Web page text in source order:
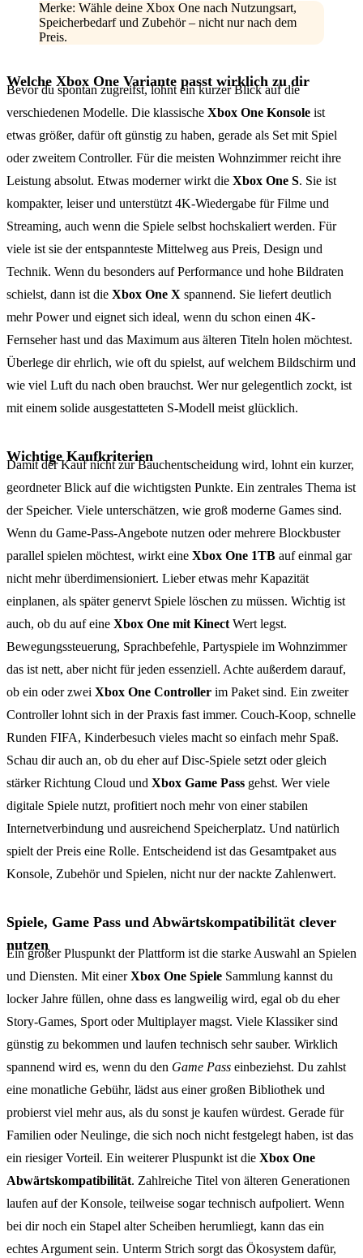
Merke: Wähle deine Xbox One nach Nutzungsart,
Speicherbedarf und Zubehör – nicht nur nach dem
Preis.
Welche Xbox One Variante passt wirklich zu dir
Bevor du spontan zugreifst, lohnt ein kurzer Blick auf die
verschiedenen Modelle. Die klassische Xbox One Konsole ist
etwas größer, dafür oft günstig zu haben, gerade als Set mit Spiel
oder zweitem Controller. Für die meisten Wohnzimmer reicht ihre
Leistung absolut. Etwas moderner wirkt die Xbox One S. Sie ist
kompakter, leiser und unterstützt 4K-Wiedergabe für Filme und
Streaming, auch wenn die Spiele selbst hochskaliert werden. Für
viele ist sie der entspannteste Mittelweg aus Preis, Design und
Technik. Wenn du besonders auf Performance und hohe Bildraten
schielst, dann ist die Xbox One X spannend. Sie liefert deutlich
mehr Power und eignet sich ideal, wenn du schon einen 4K-
Fernseher hast und das Maximum aus älteren Titeln holen möchtest.
Überlege dir ehrlich, wie oft du spielst, auf welchem Bildschirm und
wie viel Luft du nach oben brauchst. Wer nur gelegentlich zockt, ist
mit einem solide ausgestatteten S-Modell meist glücklich.
Wichtige Kaufkriterien
Damit der Kauf nicht zur Bauchentscheidung wird, lohnt ein kurzer,
geordneter Blick auf die wichtigsten Punkte. Ein zentrales Thema ist
der Speicher. Viele unterschätzen, wie groß moderne Games sind.
Wenn du Game-Pass-Angebote nutzen oder mehrere Blockbuster
parallel spielen möchtest, wirkt eine Xbox One 1TB auf einmal gar
nicht mehr überdimensioniert. Lieber etwas mehr Kapazität
einplanen, als später genervt Spiele löschen zu müssen. Wichtig ist
auch, ob du auf eine Xbox One mit Kinect Wert legst.
Bewegungssteuerung, Sprachbefehle, Partyspiele im Wohnzimmer
das ist nett, aber nicht für jeden essenziell. Achte außerdem darauf,
ob ein oder zwei Xbox One Controller im Paket sind. Ein zweiter
Controller lohnt sich in der Praxis fast immer. Couch-Koop, schnelle
Runden FIFA, Kinderbesuch vieles macht so einfach mehr Spaß.
Schau dir auch an, ob du eher auf Disc-Spiele setzt oder gleich
stärker Richtung Cloud und Xbox Game Pass gehst. Wer viele
digitale Spiele nutzt, profitiert noch mehr von einer stabilen
Internetverbindung und ausreichend Speicherplatz. Und natürlich
spielt der Preis eine Rolle. Entscheidend ist das Gesamtpaket aus
Konsole, Zubehör und Spielen, nicht nur der nackte Zahlenwert.
Spiele, Game Pass und Abwärtskompatibilität clever
nutzen
Ein großer Pluspunkt der Plattform ist die starke Auswahl an Spielen
und Diensten. Mit einerXbox One Spiele Sammlung kannst du
locker Jahre füllen, ohne dass es langweilig wird, egal ob du eher
Story-Games, Sport oder Multiplayer magst. Viele Klassiker sind
günstig zu bekommen und laufen technisch sehr sauber. Wirklich
spannend wird es, wenn du den Game Pass einbeziehst. Du zahlst
eine monatliche Gebühr, lädst aus einer großen Bibliothek und
probierst viel mehr aus, als du sonst je kaufen würdest. Gerade für
Familien oder Neulinge, die sich noch nicht festgelegt haben, ist das
ein riesiger Vorteil. Ein weiterer Pluspunkt ist die Xbox One
Abwärtskompatibilität. Zahlreiche Titel von älteren Generationen
laufen auf der Konsole, teilweise sogar technisch aufpoliert. Wenn
bei dir noch ein Stapel alter Scheiben herumliegt, kann das ein
echtes Argument sein. Unterm Strich sorgt das Ökosystem dafür,